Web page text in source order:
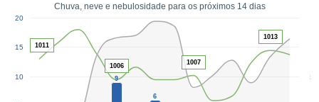
fornecer-
de alta
custo.
CONTINUAR
CONFIGURAÇÕES
Chuva, neve e nebulosidade para os próximos 14 dias
50
10
15
20
9
6
1011
1006 1007
1013